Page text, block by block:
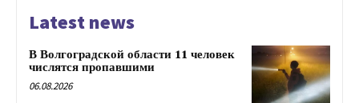
Latest news
В Волгоградской области 11 человек
числятся пропавшими
06.08.2026